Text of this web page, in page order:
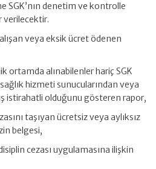
SGK’nın denetim ve kontrolle
verilecektir.
veya eksik ücret ödenen
ortamda alınabilenler hariç SGK
hizmeti sunucularından veya
istirahatli olduğunu gösteren rapor,
taşıyan ücretsiz veya aylıksız
belgesi,
cezası uygulamasına ilişkin